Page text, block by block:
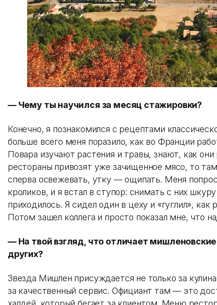
— Чему ты научился за месяц стажировки?
Конечно, я познакомился с рецептами
больше всего меня поразило, как во Франции
Повара изучают растения и травы, знают, как они
рестораны привозят уже зачищенное мясо, то
сперва освежевать, утку — ощипать. Меня
кроликов, и я встал в ступор: снимать с них
приходилось. Я сидел один в цеху и «гуглил», как
Потом зашел коллега и просто показал мне, что
— На твой взгляд, что отличает
других?
Звезда Мишлен присуждается не только за
за качественный сервис. Официант там — это